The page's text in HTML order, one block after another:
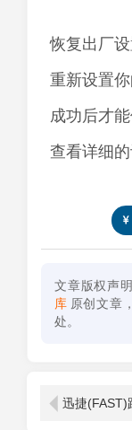
恢复出厂设
重新设置
成功后才
查看详细的
文章版权声
库 原创文章
处。